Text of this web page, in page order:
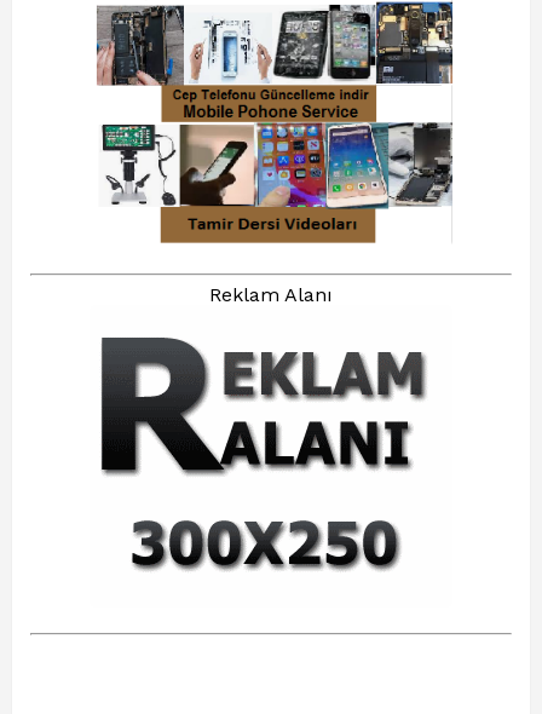
Reklam Alanı